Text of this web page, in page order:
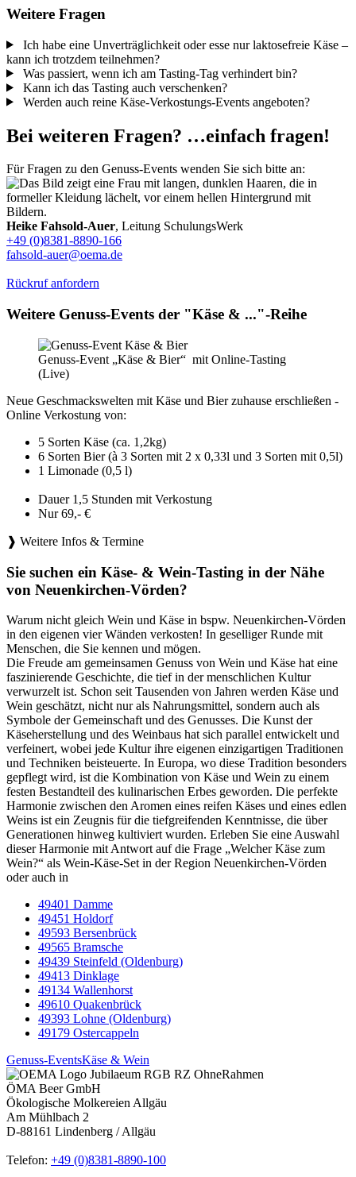
Weitere Fragen
Ich habe eine Unverträglichkeit oder esse nur laktosefreie Käse –
kann ich trotzdem teilnehmen?
Was passiert, wenn ich am Tasting-Tag verhindert bin?
Kann ich das Tasting auch verschenken?
Werden auch reine Käse-Verkostungs-Events angeboten?
Bei weiteren Fragen? …einfach fragen!
Für Fragen zu den Genuss-Events wenden Sie sich bitte an:
Heike Fahsold-Auer, Leitung SchulungsWerk
+49 (0)8381-8890-166
fahsold-auer@oema.de
Rückruf anfordern
Weitere Genuss-Events der "Käse & ..."-Reihe
Genuss-Event „Käse & Bier“ mit Online-Tasting
(Live)
Neue Geschmackswelten mit Käse und Bier zuhause erschließen -
Online Verkostung von:
5 Sorten Käse (ca. 1,2kg)
6 Sorten Bier (à 3 Sorten mit 2 x 0,33l und 3 Sorten mit 0,5l)
1 Limonade (0,5 l)
Dauer 1,5 Stunden mit Verkostung
Nur 69,- €
❱ Weitere Infos & Termine
Sie suchen ein Käse- & Wein-Tasting in der Nähe
von Neuenkirchen-Vörden?
Warum nicht gleich Wein und Käse in bspw. Neuenkirchen-Vörden
in den eigenen vier Wänden verkosten! In geselliger Runde mit
Menschen, die Sie kennen und mögen.
Die Freude am gemeinsamen Genuss von Wein und Käse hat eine
faszinierende Geschichte, die tief in der menschlichen Kultur
verwurzelt ist. Schon seit Tausenden von Jahren werden Käse und
Wein geschätzt, nicht nur als Nahrungsmittel, sondern auch als
Symbole der Gemeinschaft und des Genusses. Die Kunst der
Käseherstellung und des Weinbaus hat sich parallel entwickelt und
verfeinert, wobei jede Kultur ihre eigenen einzigartigen Traditionen
und Techniken beisteuerte. In Europa, wo diese Tradition besonders
gepflegt wird, ist die Kombination von Käse und Wein zu einem
festen Bestandteil des kulinarischen Erbes geworden. Die perfekte
Harmonie zwischen den Aromen eines reifen Käses und eines edlen
Weins ist ein Zeugnis für die tiefgreifenden Kenntnisse, die über
Generationen hinweg kultiviert wurden. Erleben Sie eine Auswahl
dieser Harmonie mit Antwort auf die Frage „Welcher Käse zum
Wein?“ als Wein-Käse-Set in der Region Neuenkirchen-Vörden
oder auch in
49401 Damme
49451 Holdorf
49593 Bersenbrück
49565 Bramsche
49439 Steinfeld (Oldenburg)
49413 Dinklage
49134 Wallenhorst
49610 Quakenbrück
49393 Lohne (Oldenburg)
49179 Ostercappeln
Genuss-EventsKäse & Wein
ÖMA Beer GmbH
Ökologische Molkereien Allgäu
Am Mühlbach 2
D-88161 Lindenberg / Allgäu
Telefon: +49 (0)8381-8890-100